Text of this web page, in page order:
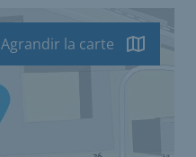
Agrandir la carte